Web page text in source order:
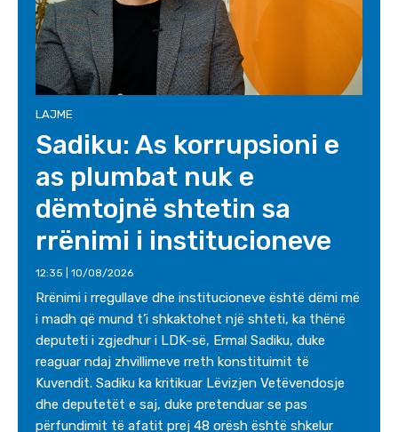
LAJME
Sadiku: As korrupsioni e
as plumbat nuk e
dëmtojnë shtetin sa
rrënimi i institucioneve
12:35 | 10/08/2026
Rrënimi i rregullave dhe institucioneve është dëmi më
i madh që mund t’i shkaktohet një shteti, ka thënë
deputeti i zgjedhur i LDK-së, Ermal Sadiku, duke
reaguar ndaj zhvillimeve rreth konstituimit të
Kuvendit. Sadiku ka kritikuar Lëvizjen Vetëvendosje
dhe deputetët e saj, duke pretenduar se pas
përfundimit të afatit prej 48 orësh është shkelur